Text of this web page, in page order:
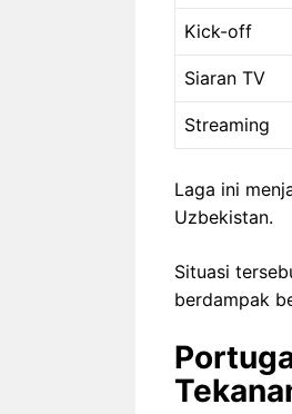
Kick-off
Siaran TV
Streaming
Laga ini
Uzbekistan.
Situasi
berdampak